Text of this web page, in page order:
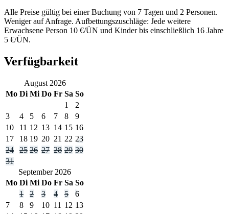
Alle Preise gültig bei einer Buchung von 7 Tagen und 2 Personen.
Weniger auf Anfrage. Aufbettungszuschläge: Jede weitere
Erwachsene Person 10 €/ÜN und Kinder bis einschließlich 16 Jahre
5 €/ÜN.
Verfügbarkeit
August 2026
Mo Di Mi Do Fr Sa So
1
2
3
4 5 6 7 8
9
10
11 12 13 14 15 16
17
18 19 20 21 22 23
24
25 26 27 28 29 30
31
September 2026
Mo Di Mi Do Fr Sa So
1
2 3 4 5
6
7
8 9 10 11 12 13